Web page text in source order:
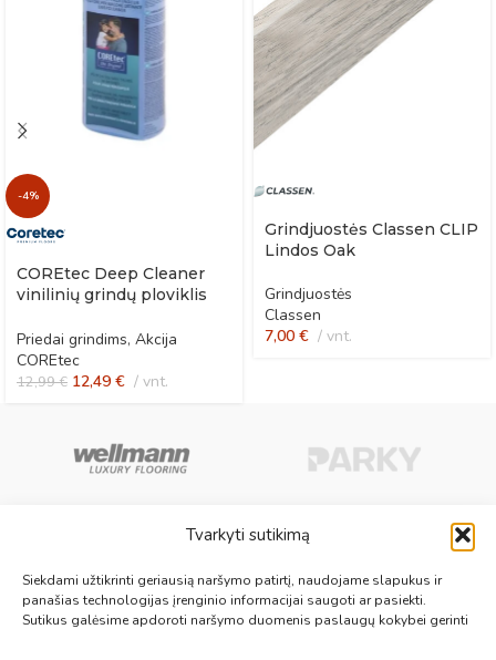
Tvarkyti sutikimą
Siekdami užtikrinti geriausią naršymo patirtį, naudojame slapukus ir
panašias technologijas įrenginio informacijai saugoti ar pasiekti.
Sutikus galėsime apdoroti naršymo duomenis paslaugų kokybei gerinti
-4%
COREtec Deep Cleaner
vinilinių grindų ploviklis
Priedai grindims, Akcija
COREtec
12,99€ 12,49 € vnt.
Grindjuostės Classen CLIP
Lindos Oak
Grindjuostės
Classen
7,00 € vnt.
Aukščiausios kokybės medinės, laminuotos, vinilinės grindys, paklotai,
kiliminės plytelės, grindjuostės ir kt. originalios bei kokybiškos prekės
jūsų grindims.